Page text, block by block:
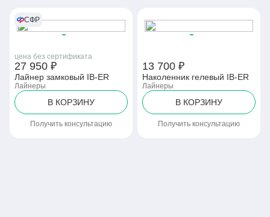
СФР
цена без сертификата
27 950 ₽
Лайнер замковый IB-ER
Лайнеры
В КОРЗИНУ
Получить консультацию
13 700 ₽
Наколенник гелевый IB-ER
Лайнеры
В КОРЗИНУ
Получить консультацию